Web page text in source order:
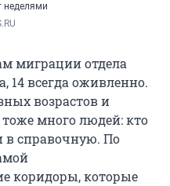
неделями
миграции отдела
14 всегда оживленно.
возрастов и
много людей: кто
в справочную. По
коридоры, которые